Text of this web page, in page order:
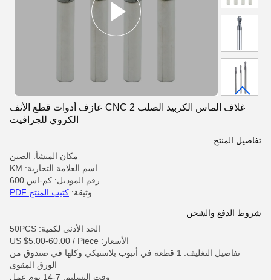
غلاف الماس الكربيد الصلب CNC 2 عازف أدوات قطع الأنف
الكروي للجرافيت
تفاصيل المنتج
مكان المنشأ: الصين
اسم العلامة التجارية: KM
رقم الموديل: كم-اس 600
وثيقة: كتيب المنتج PDF
شروط الدفع والشحن
الحد الأدنى لكمية: 50PCS
الأسعار: US $5.00-60.00 / Piece
تفاصيل التغليف: 1 قطعة في أنبوب بلاستيكي وكلها في صندوق من
الورق المقوى
وقت التسليم: 7-14 يوم عمل